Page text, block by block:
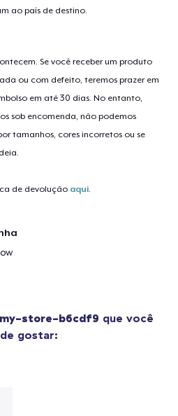
ao país de destino.
Se você receber um produto
ou com defeito, teremos prazer em
em até 30 dias. No entanto,
sob encomenda, não podemos
tamanhos, cores incorretos ou se
de devolução aqui.
my-store-b6cdf9 que você
gostar: